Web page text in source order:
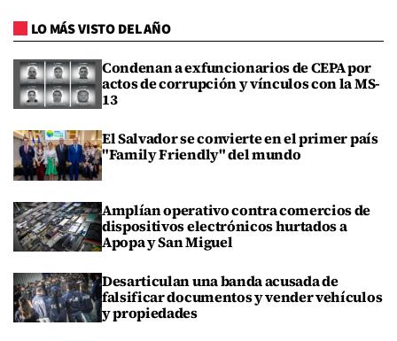
LO MÁS VISTO DEL AÑO
Condenan a exfuncionarios de CEPA por
actos de corrupción y vínculos con la MS-
13
El Salvador se convierte en el primer país
"Family Friendly" del mundo
Amplían operativo contra comercios de
dispositivos electrónicos hurtados a
Apopa y San Miguel
Desarticulan una banda acusada de
falsificar documentos y vender vehículos
y propiedades